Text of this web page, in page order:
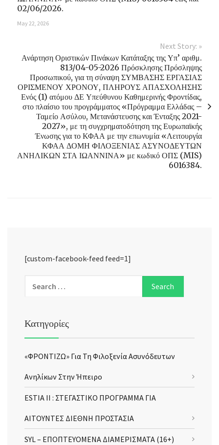
02/06/2026.
May 22, 2026
Next Story: »
Ανάρτηση Οριστικών Πινάκων Κατάταξης της Υπ’ αριθμ.
813/04-05-2026 Πρόσκλησης Πρόσληψης
Προσωπικού, για τη σύναψη ΣΥΜΒΑΣΗΣ ΕΡΓΑΣΙΑΣ
ΟΡΙΣΜΕΝΟΥ ΧΡΟΝΟΥ, ΠΛΗΡΟΥΣ ΑΠΑΣΧΟΛΗΣΗΣ
Ενός (1) ατόμου ΔΕ Υπεύθυνου Καθημερινής Φροντίδας,
στο πλαίσιο του προγράμματος «Πρόγραμμα Ελλάδας –
Ταμείο Ασύλου, Μετανάστευσης και Ένταξης 2021-
2027», με τη συγχρηματοδότηση της Ευρωπαϊκής
Ένωσης για το ΚΦΑΑ με την επωνυμία «Λειτουργία
ΚΦΑΑ ΔΟΜΗ ΦΙΛΟΞΕΝΙΑΣ ΑΣΥΝΟΔΕΥΤΩΝ
ΑΝΗΛΙΚΩΝ ΣΤΑ ΙΩΑΝΝΙΝΑ» με κωδικό ΟΠΣ (MIS)
6016384.
[custom-facebook-feed feed=1]
Κατηγορίες
«ΦΡΟΝΤΙΖΩ» Για Τη Φιλοξενία Ασυνόδευτων
Ανηλίκων Στην Ήπειρο
ESTIA II : ΣΤΕΓΑΣΤΙΚΟ ΠΡΟΓΡΑΜΜΑ ΓΙΑ
ΑΙΤΟΥΝΤΕΣ ΔΙΕΘΝΗ ΠΡΟΣΤΑΣΙΑ
SYL – ΕΠΟΠΤΕΥΟΜΕΝΑ ΔΙΑΜΕΡΙΣΜΑΤΑ (16+)